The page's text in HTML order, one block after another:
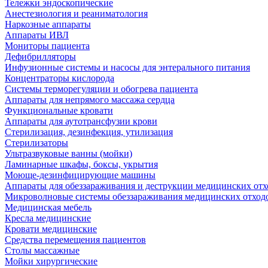
Тележки эндоскопические
Анестезиология и реаниматология
Наркозные аппараты
Аппараты ИВЛ
Мониторы пациента
Дефибрилляторы
Инфузионные системы и насосы для энтерального питания
Концентраторы кислорода
Системы терморегуляции и обогрева пациента
Аппараты для непрямого массажа сердца
Функциональные кровати
Аппараты для аутотрансфузии крови
Стерилизация, дезинфекция, утилизация
Стерилизаторы
Ультразвуковые ванны (мойки)
Ламинарные шкафы, боксы, укрытия
Моюще-дезинфицирующие машины
Аппараты для обеззараживания и деструкции медицинских
Микроволновые системы обеззараживания медицинских
Медицинская мебель
Кресла медицинские
Кровати медицинские
Средства перемещения пациентов
Столы массажные
Мойки хирургические